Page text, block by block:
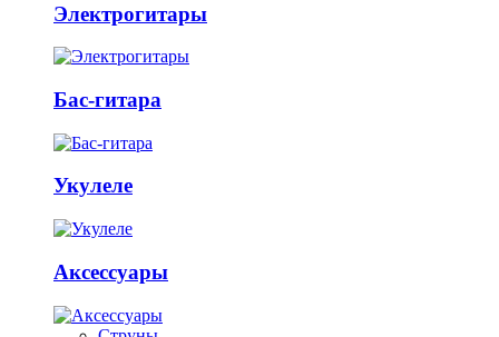
Электрогитары
Бас-гитара
Укулеле
Аксессуары